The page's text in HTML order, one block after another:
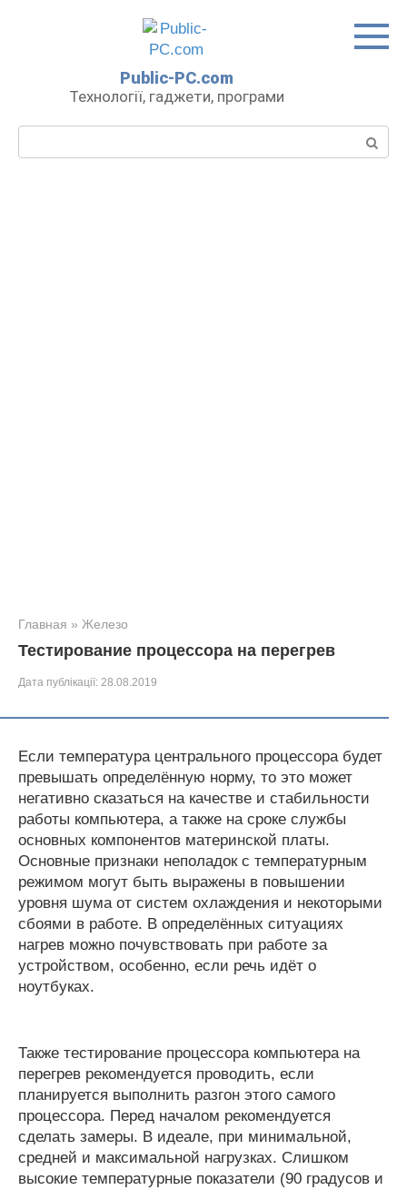
Public-PC.com
Технології, гаджети, програми
Главная » Железо
Тестирование процессора на перегрев
Дата публікації: 28.08.2019
Если температура центрального процессора будет
превышать определённую норму, то это может
негативно сказаться на качестве и стабильности
работы компьютера, а также на сроке службы
основных компонентов материнской платы.
Основные признаки неполадок с температурным
режимом могут быть выражены в повышении
уровня шума от систем охлаждения и некоторыми
сбоями в работе. В определённых ситуациях
нагрев можно почувствовать при работе за
устройством, особенно, если речь идёт о
ноутбуках.
Также тестирование процессора компьютера на
перегрев рекомендуется проводить, если
планируется выполнить разгон этого самого
процессора. Перед началом рекомендуется
сделать замеры. В идеале, при минимальной,
средней и максимальной нагрузках. Слишком
высокие температурные показатели (90 градусов и